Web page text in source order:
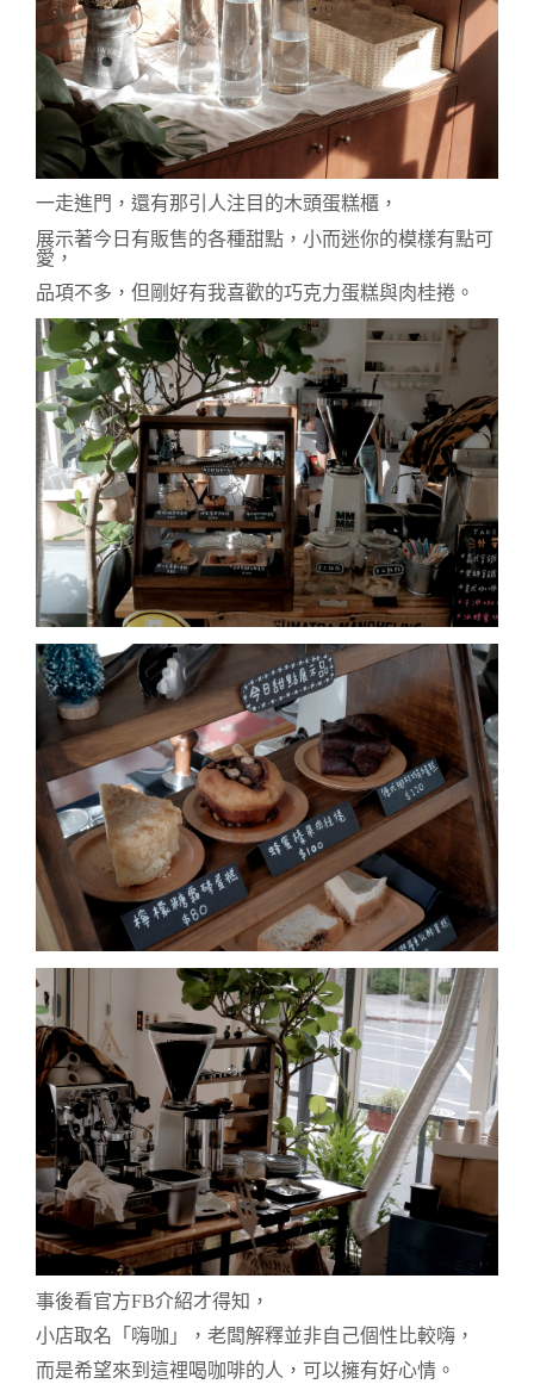
一走進門，還有那引人注目的木頭蛋糕櫃，
展示著今日有販售的各種甜點，小而迷你的模樣有點可
愛，
品項不多，但剛好有我喜歡的巧克力蛋糕與肉桂捲。
事後看官方FB介紹才得知，
小店取名「嗨咖」， 老闆解釋並非自己個性比較嗨，
而是希望來到這裡喝咖啡的人，可以擁有好心情。